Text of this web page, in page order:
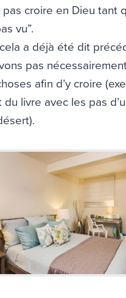
pas croire en Dieu tant
vu”.
a déjà été dit
pas
afin d’y croire
du livre avec les pas